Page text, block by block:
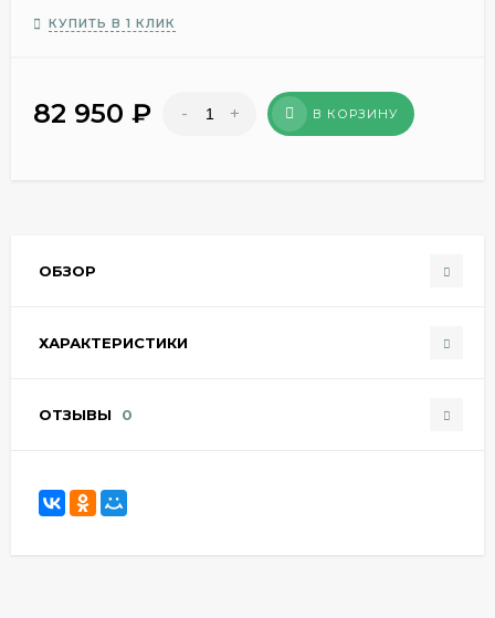
КУПИТЬ В 1 КЛИК
82 950 ₽ - + В КОРЗИНУ
ОБЗОР
ХАРАКТЕРИСТИКИ
ОТЗЫВЫ 0